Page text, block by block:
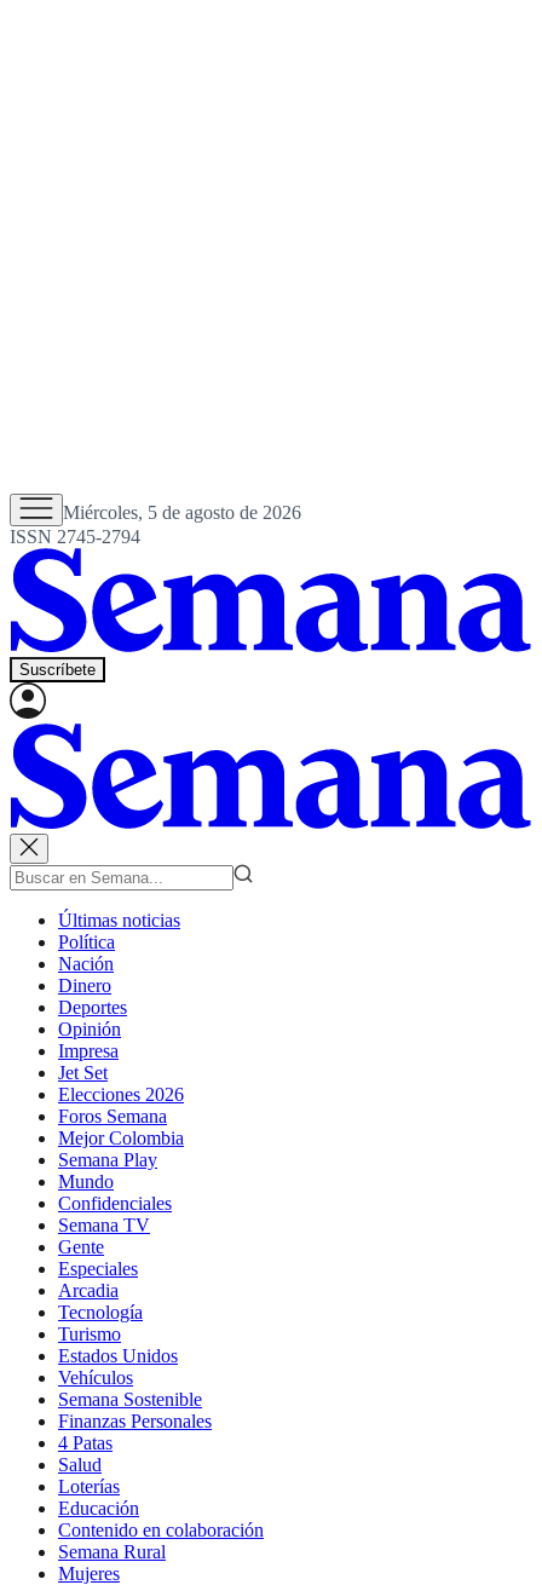
Miércoles, 5 de agosto de 2026
ISSN 2745-2794
Suscríbete
Últimas noticias
Política
Nación
Dinero
Deportes
Opinión
Impresa
Jet Set
Elecciones 2026
Foros Semana
Mejor Colombia
Semana Play
Mundo
Confidenciales
Semana TV
Gente
Especiales
Arcadia
Tecnología
Turismo
Estados Unidos
Vehículos
Semana Sostenible
Finanzas Personales
4 Patas
Salud
Loterías
Educación
Contenido en colaboración
Semana Rural
Mujeres